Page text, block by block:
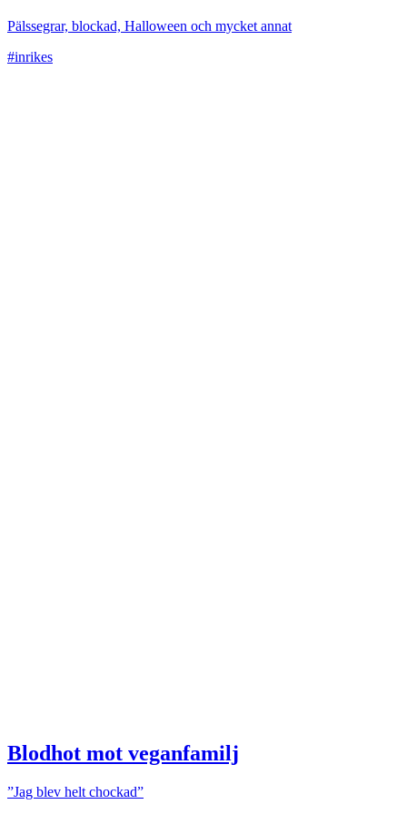
Pälssegrar, blockad, Halloween och mycket annat
#inrikes
Blodhot mot veganfamilj
”Jag blev helt chockad”